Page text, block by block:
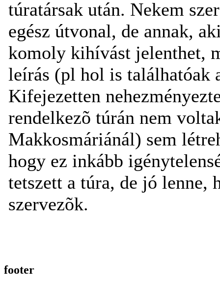
túratársak után. Nekem
egész útvonal, de annak,
komoly kihívást jelenthet,
leírás (pl hol is találhatóak
Kifejezetten
rendelkezõ túrán nem
Makkosmáriánál) sem
hogy ez inkább
tetszett a túra, de jó lenne,
szervezõk.
footer